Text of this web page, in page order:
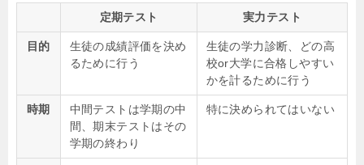
定期テスト 実力テスト
目的
生徒の成績評価を決め
るために行う
生徒の学力診断、どの高
校or大学に合格しやすい
かを計るために行う
時期
中間テストは学期の中
間、期末テストはその
学期の終わり
特に決められてはいない